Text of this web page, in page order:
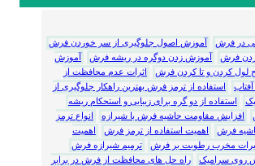
در فرش
آموزش اصول جلوگیری از سر خوردن فرش
فرش
آموزش زدن دوگره در ریشه فرش
آموزش
لول کردن و تا کردن فرش
اثرات عدم محافظت از
استفاده از ترمز فرش بهترین راهکار جلوگیری از
استفاده از دو گره برای زیبایی و استحکام ریشه
افزایش مقاومت حاشیه فرش با شیرازه
انواع ترمز
فرش اهمیت استفاده از ترمز فرش
اهمیت
مخرب رطوبت بر فرش
ترمیم شیرازه فرش
روی سرامیک
راه حل های محافظت از فرش در برابر